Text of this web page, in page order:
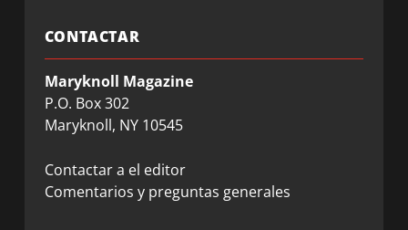
CONTACTAR
Maryknoll Magazine
P.O. Box 302
Maryknoll, NY 10545
Contactar a el editor
Comentarios y preguntas generales